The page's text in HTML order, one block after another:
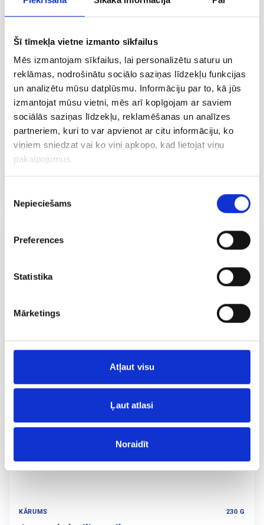
Šī tīmekļa vietne izmanto sīkfailus
Mēs izmantojam sīkfailus, lai personalizētu saturu un
reklāmas, nodrošinātu sociālo saziņas līdzekļu funkcijas
un analizētu mūsu datplūsmu. Informāciju par to, kā jūs
izmantojat mūsu vietni, mēs arī kopīgojam ar saviem
sociālās saziņas līdzekļu, reklamēšanas un analīzes
partneriem, kuri to var apvienot ar citu informāciju, ko
viņiem sniedzat vai ko viņi apkopo, kad lietojat viņu
pakalpojumus.
izvēle
Nepieciešams
Preferences
Statistika
Mārketings
Atļaut visu
Ļaut atlasi
Noraidīt
KĀRUMS 230 G